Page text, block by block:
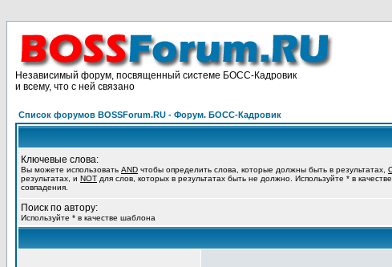
Независимый форум, посвященный системе БОСС-Кадровик
и всему, что с ней связано
Список форумов BOSSForum.RU - Форум. БОСС-Кадровик
Ключевые слова:
Вы можете использовать AND чтобы определить слова, которые должны быть в результатах,
результатах, и NOT для слов, которых в результатах быть не должно. Используйте * в
совпадения.
Поиск по автору:
Используйте * в качестве шаблона